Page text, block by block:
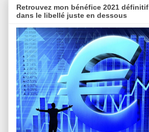
Retrouvez mon bénéfice 2021 définitif
dans le libellé juste en dessous